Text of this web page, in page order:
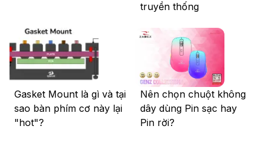
truyền thống
Gasket Mount là gì và tại
sao bàn phím cơ này lại
"hot"?
Nên chọn chuột không
dây dùng Pin sạc hay
Pin rời?